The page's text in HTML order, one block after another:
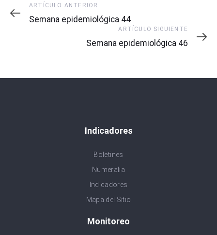
Artículo
Anterior
ARTÍCULO ANTERIOR
Semana epidemiológica 44
Siguiente
ARTÍCULO SIGUIENTE
Semana epidemiológica 46
Indicadores
Boletines
Numeralia
Indicadores
Mapa del Sitio
Monitoreo